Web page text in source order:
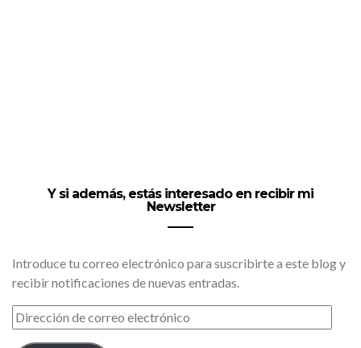
Y si además, estás interesado en recibir mi
Newsletter
Introduce tu correo electrónico para suscribirte a este blog y
recibir notificaciones de nuevas entradas.
DIRECCIÓN
DE
CORREO